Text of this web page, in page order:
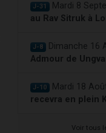
J-31 Mardi 8
au Rav Sitruk à
J-8 Dimanche 16
Admour de
J-10 Mardi 18 Août
recevra en plein
Voir tous